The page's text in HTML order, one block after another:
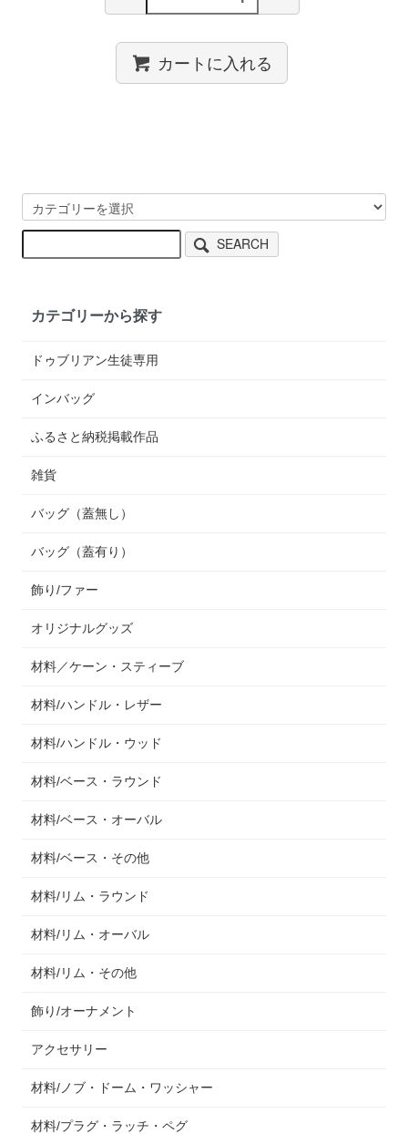
カートに入れる
SEARCH
カテゴリーから探す
ドゥブリアン生徒専用
インバッグ
ふるさと納税掲載作品
雑貨
バッグ（蓋無し）
バッグ（蓋有り）
飾り/ファー
オリジナルグッズ
材料／ケーン・スティーブ
材料/ハンドル・レザー
材料/ハンドル・ウッド
材料/ベース・ラウンド
材料/ベース・オーバル
材料/ベース・その他
材料/リム・ラウンド
材料/リム・オーバル
材料/リム・その他
飾り/オーナメント
アクセサリー
材料/ノブ・ドーム・ワッシャー
材料/プラグ・ラッチ・ペグ